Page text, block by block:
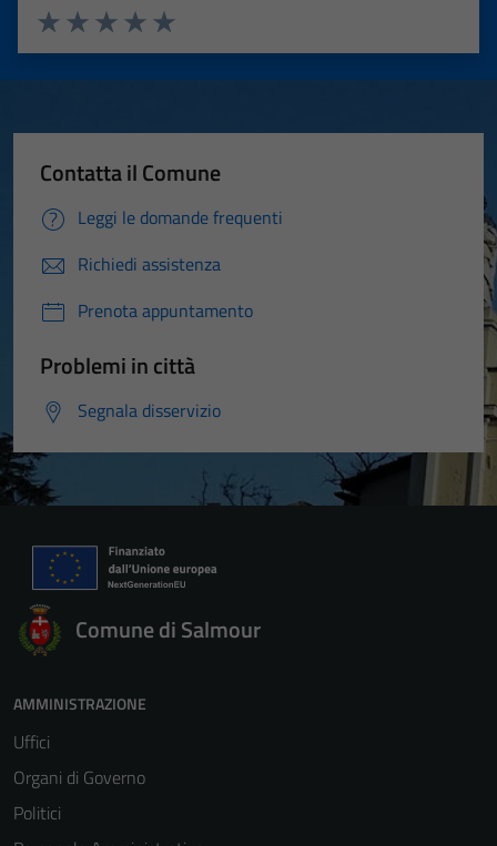
Valuta 5 stelle su 5
Valuta 4 stelle su 5
Valuta 3 stelle su 5
Valuta 2 stelle su 5
Valuta 1 stelle su 5
Contatta il Comune
Leggi le domande frequenti
Richiedi assistenza
Prenota appuntamento
Problemi in città
Segnala disservizio
Comune di Salmour
AMMINISTRAZIONE
Uffici
Organi di Governo
Politici